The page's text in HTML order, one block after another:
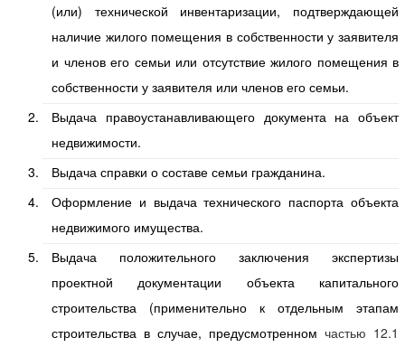
(или) технической инвентаризации, подтверждающей
наличие жилого помещения в собственности у заявителя
и членов его семьи или отсутствие жилого помещения в
собственности у заявителя или членов его семьи.
Выдача правоустанавливающего документа на объект
недвижимости.
Выдача справки о составе семьи гражданина.
Оформление и выдача технического паспорта объекта
недвижимого имущества.
Выдача положительного заключения экспертизы
проектной документации объекта капитального
строительства (применительно к отдельным этапам
строительства в случае, предусмотренном частью 12.1